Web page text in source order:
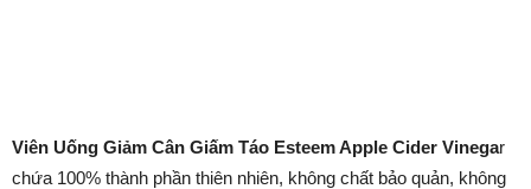
Viên Uống Giảm Cân Giấm Táo Esteem Apple Cider Vinegar
chứa 100% thành phần thiên nhiên, không chất bảo quản, không